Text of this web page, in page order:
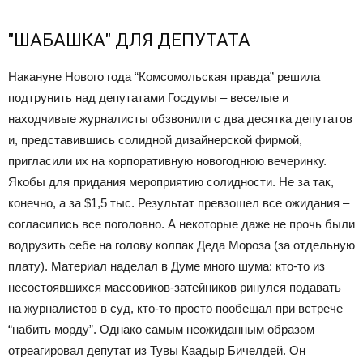
"ШАБАШКА" ДЛЯ ДЕПУТАТА
Накануне Нового года “Комсомольская правда” решила
подтрунить над депутатами Госдумы – веселые и
находчивые журналисты обзвонили с два десятка депутатов
и, представившись солидной дизайнерской фирмой,
пригласили их на корпоративную новогоднюю вечеринку.
Якобы для придания мероприятию солидности. Не за так,
конечно, а за $1,5 тыс. Результат превзошел все ожидания –
согласились все поголовно. А некоторые даже не прочь были
водрузить себе на голову колпак Деда Мороза (за отдельную
плату). Материал наделал в Думе много шума: кто-то из
несостоявшихся массовиков-затейников ринулся подавать
на журналистов в суд, кто-то просто пообещал при встрече
“набить морду”. Однако самым неожиданным образом
отреагировал депутат из Тувы Каадыр Бичелдей. Он